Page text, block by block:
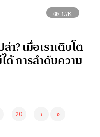
1.7K
า? เมื่อเราเติบโต
ด้ การลำดับความ
- 20 - › »